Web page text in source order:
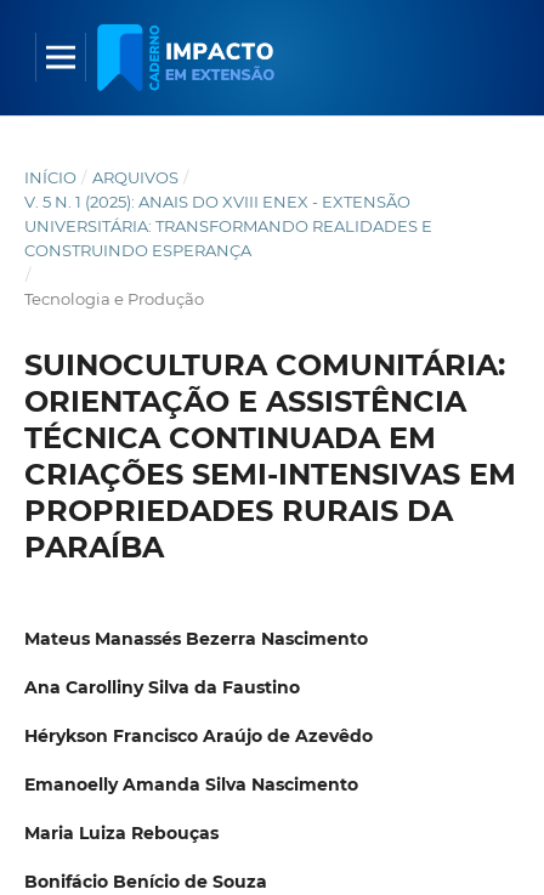
INÍCIO / ARQUIVOS /
V. 5 N. 1 (2025): ANAIS DO XVIII ENEX - EXTENSÃO
UNIVERSITÁRIA: TRANSFORMANDO REALIDADES E
CONSTRUINDO ESPERANÇA
/
Tecnologia e Produção
SUINOCULTURA COMUNITÁRIA:
ORIENTAÇÃO E ASSISTÊNCIA
TÉCNICA CONTINUADA EM
CRIAÇÕES SEMI-INTENSIVAS EM
PROPRIEDADES RURAIS DA
PARAÍBA
Mateus Manassés Bezerra Nascimento
Ana Carolliny Silva da Faustino
Hérykson Francisco Araújo de Azevêdo
Emanoelly Amanda Silva Nascimento
Maria Luiza Rebouças
Bonifácio Benício de Souza